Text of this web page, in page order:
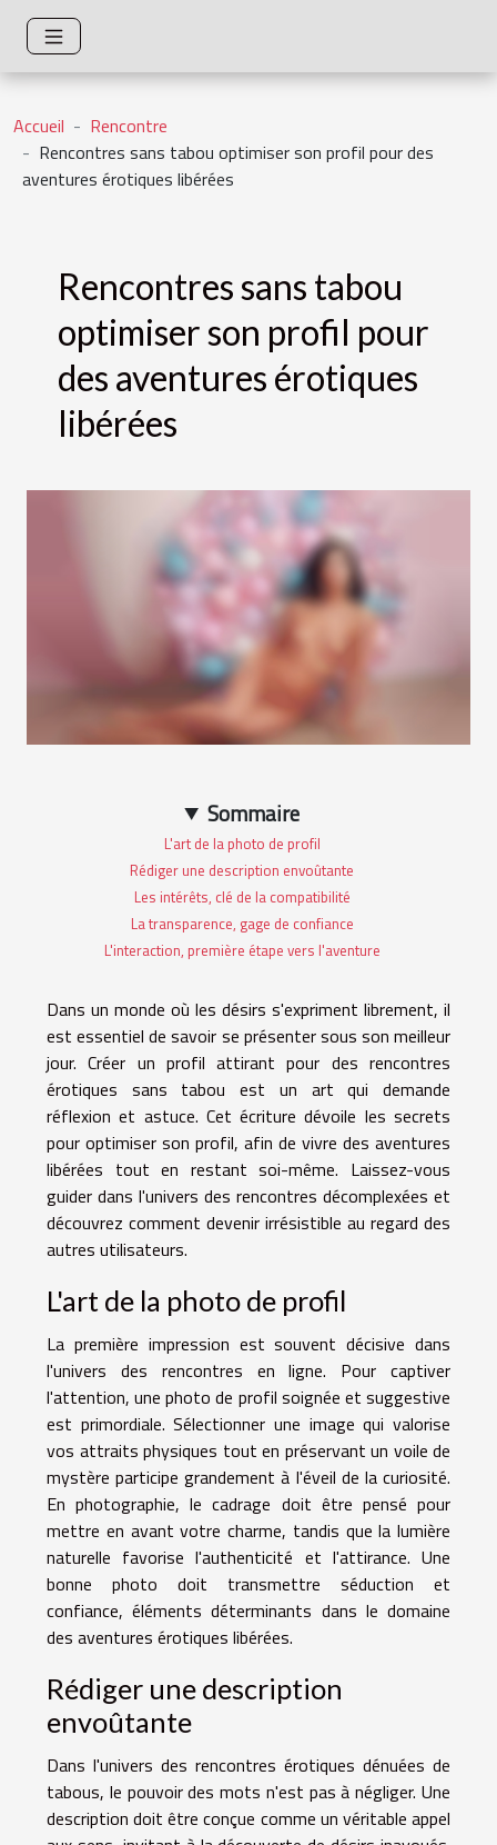
Accueil
Rencontre
Rencontres sans tabou optimiser son profil pour des
aventures érotiques libérées
Rencontres sans tabou
optimiser son profil pour
des aventures érotiques
libérées
Sommaire
L'art de la photo de profil
Rédiger une description envoûtante
Les intérêts, clé de la compatibilité
La transparence, gage de confiance
L'interaction, première étape vers l'aventure
Dans un monde où les désirs s'expriment librement, il
est essentiel de savoir se présenter sous son meilleur
jour. Créer un profil attirant pour des rencontres
érotiques sans tabou est un art qui demande
réflexion et astuce. Cet écriture dévoile les secrets
pour optimiser son profil, afin de vivre des aventures
libérées tout en restant soi-même. Laissez-vous
guider dans l'univers des rencontres décomplexées et
découvrez comment devenir irrésistible au regard des
autres utilisateurs.
L'art de la photo de profil
La première impression est souvent décisive dans
l'univers des rencontres en ligne. Pour captiver
l'attention, une photo de profil soignée et suggestive
est primordiale. Sélectionner une image qui valorise
vos attraits physiques tout en préservant un voile de
mystère participe grandement à l'éveil de la curiosité.
En photographie, le cadrage doit être pensé pour
mettre en avant votre charme, tandis que la lumière
naturelle favorise l'authenticité et l'attirance. Une
bonne photo doit transmettre séduction et
confiance, éléments déterminants dans le domaine
des aventures érotiques libérées.
Rédiger une description
envoûtante
Dans l'univers des rencontres érotiques dénuées de
tabous, le pouvoir des mots n'est pas à négliger. Une
description doit être conçue comme un véritable appel